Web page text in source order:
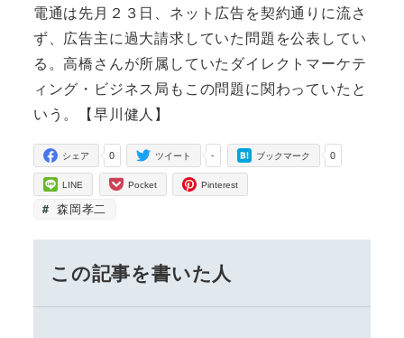
電通は先月２３日、ネット広告を契約通りに流さ
ず、広告主に過大請求していた問題を公表してい
る。高橋さんが所属していたダイレクトマーケテ
ィング・ビジネス局もこの問題に関わっていたと
いう。【早川健人】
0
シェア -
ツイート 0
ブックマーク
LINE Pocket Pinterest
森岡孝二
この記事を書いた人